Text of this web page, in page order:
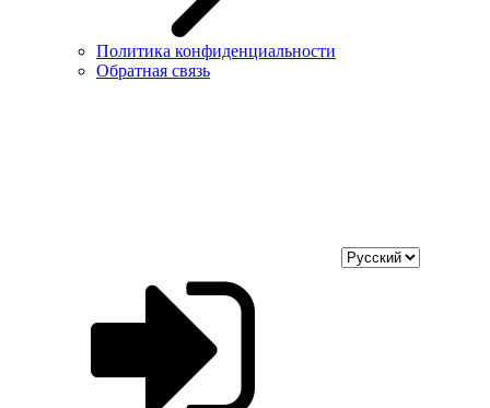
Политика конфиденциальности
Обратная связь